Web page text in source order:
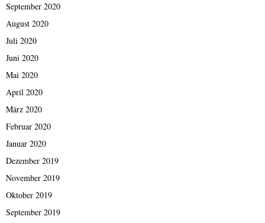
September 2020
August 2020
Juli 2020
Juni 2020
Mai 2020
April 2020
März 2020
Februar 2020
Januar 2020
Dezember 2019
November 2019
Oktober 2019
September 2019